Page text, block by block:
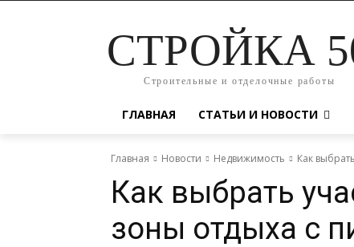
СТРОЙКА
Строительные и отделочные работы
ГЛАВНАЯ СТАТЬИ И НОВОСТИ
Главная Новости Недвижимость Как
Как выбрать
зоны отдыха с